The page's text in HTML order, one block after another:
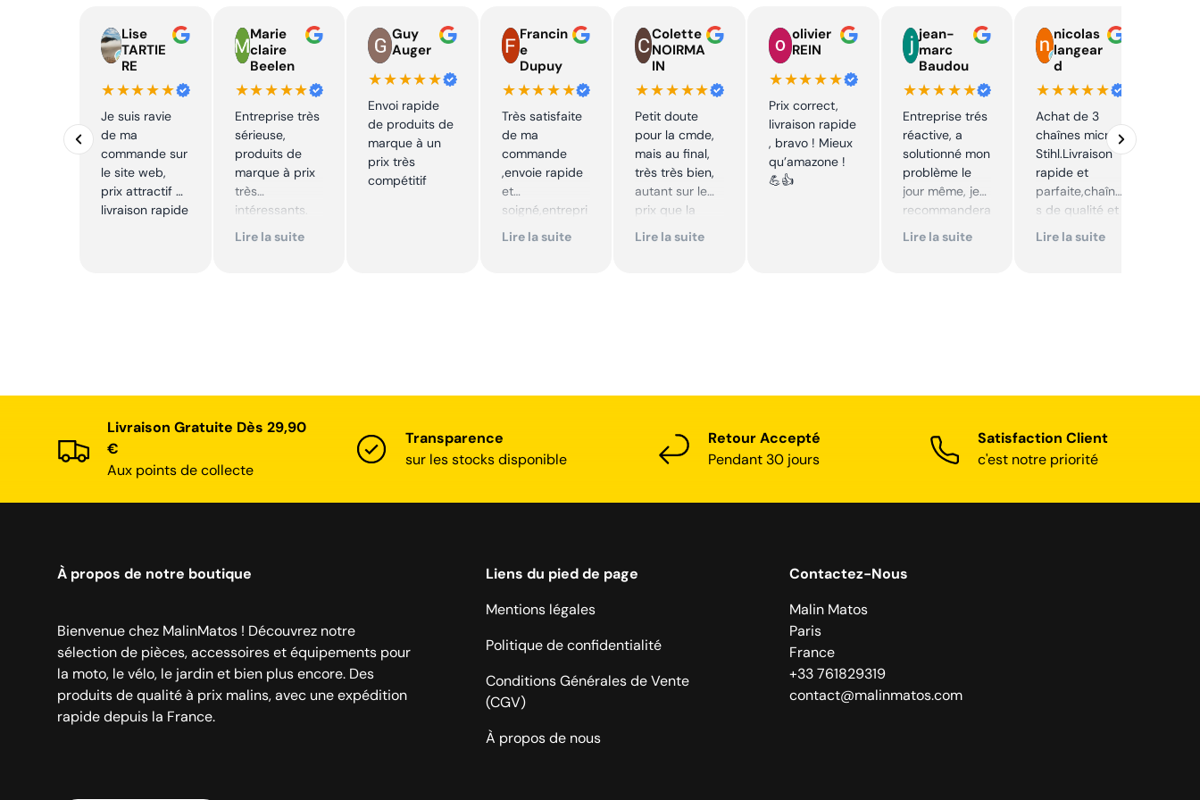
Lise
TARTIE
RE
★★★★★
Je suis ravie
de ma
commande sur
le site web,
prix attractif et
livraison rapide
Marie
claire
Beelen
★★★★★
Entreprise très
sérieuse,
produits de
marque à prix
très
intéressants.
Excellent suivi !
Lire la suite
Guy
Auger
★★★★★
Envoi rapide
de produits de
marque à un
prix très
compétitif
Francin
e
Dupuy
★★★★★
Très satisfaite
de ma
commande
,envoie rapide
et
soigné,entrepri
se sérieuse
Lire la suite
Colette
NOIRMA
IN
★★★★★
Petit doute
pour la cmde,
mais au final,
très très bien,
autant sur le
prix que la
qualité sur le
Lire la suite
olivier
REIN
★★★★★
Prix correct,
livraison rapide
, bravo ! Mieux
qu’amazone !
💪👍
jean-
marc
Baudou
★★★★★
Entreprise trés
réactive, a
solutionné mon
problème le
jour même, je
recommandera
i. Articles bien
Lire la suite
nicolas
langear
d
★★★★★
Achat de 3
chaînes micro
Stihl.Livraison
rapide et
parfaite,chaîne
s de qualité et
prix très
Lire la suite
Livraison Gratuite Dès 29,90
€
Aux points de collecte
Transparence
sur les stocks disponible
Retour Accepté
Pendant 30 jours
Satisfaction Client
c'est notre priorité
À propos de notre boutique
Bienvenue chez MalinMatos ! Découvrez notre
sélection de pièces, accessoires et équipements pour
la moto, le vélo, le jardin et bien plus encore. Des
produits de qualité à prix malins, avec une expédition
rapide depuis la France.
Liens du pied de page
Mentions légales
Politique de confidentialité
Conditions Générales de Vente
(CGV)
À propos de nous
Contactez-Nous
Malin Matos
Paris
France
+33 761829319
contact@malinmatos.com